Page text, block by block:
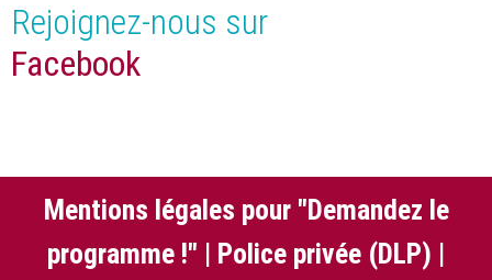
Rejoignez-nous sur
Facebook
Mentions légales pour "Demandez le
programme !" | Police privée (DLP) |